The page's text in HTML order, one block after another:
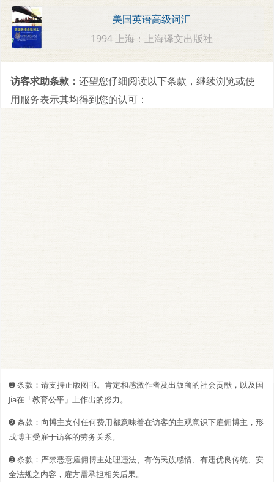
美国英语高级词汇
1994 上海：上海译文出版社
访客求助条款： 还望您仔细阅读以下条款，继续浏览或使
用服务表示其均得到您的认可：
➊️ 条款：请支持正版图书。肯定和感激作者及出版商的社会贡献，以及国
Jia在「教育公平」上作出的努力。
➋️️ 条款：向博主支付任何费用都意味着在访客的主观意识下雇佣博主，形
成博主受雇于访客的劳务关系。
➌ 条款：严禁恶意雇佣博主处理违法、有伤民族感情、有违优良传统、安
全法规之内容，雇方需承担相关后果。